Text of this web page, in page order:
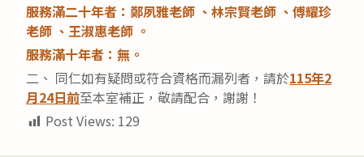
服務滿二十年者：鄭夙雅老師 、林宗賢老師 、傅耀珍
老師 、王淑惠老師 。
服務滿十年者：無。
二、 同仁如有疑問或符合資格而漏列者，請於115年2
月24日前至本室補正，敬請配合，謝謝！
Post Views: 129